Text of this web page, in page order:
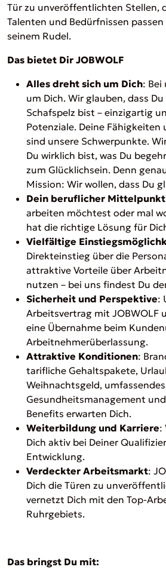
Tür zu unveröffentlichten Stellen,
Talenten und Bedürfnissen passen
seinem Rudel.
Das bietet Dir JOBWOLF
Alles dreht sich um Dich: Bei
um Dich. Wir glauben, dass
Schafspelz bist – einzigartig
Potenziale. Deine Fähigkeiten
sind unsere Schwerpunkte.
Du wirklich bist, was Du
zum Glücklichsein. Denn
Mission: Wir wollen, dass Du
Dein beruflicher Mittelpunkt
arbeiten möchtest oder mal
hat die richtige Lösung für
Vielfältige
Direkteinstieg über die
attraktive Vorteile über
nutzen – bei uns findest Du
Sicherheit und Perspektive:
Arbeitsvertrag mit JOBWOLF
eine Übernahme beim
Arbeitnehmerüberlassung.
Attraktive Konditionen:
tarifliche Gehaltspakete,
Weihnachtsgeld, umfassendes
Gesundheitsmanagement
Benefits erwarten Dich.
Weiterbildung und Karriere:
Dich aktiv bei Deiner
Entwicklung.
Verdeckter Arbeitsmarkt:
Dich die Türen zu
vernetzt Dich mit den Top-
Ruhrgebiets.
Das bringst Du mit: